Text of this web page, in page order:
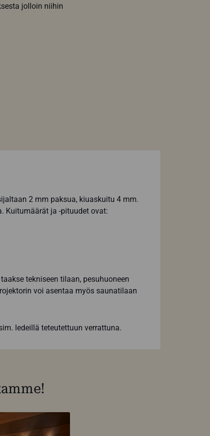
jolloin niihin
2 mm paksua, kiuaskuitu 4 mm.
Kuitumäärät ja -pituudet ovat:
tekniseen tilaan, pesuhuoneen
voi asentaa myös saunatilaan
ledeillä teteutettuun verrattuna.